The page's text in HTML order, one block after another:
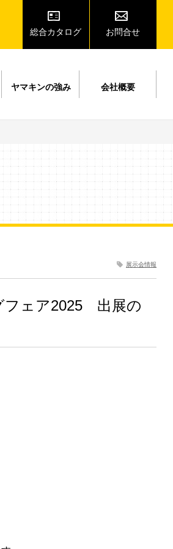
総合カタログ お問合せ
ヤマキンの強み 会社概要
展示会情報
フェア2025 出展の